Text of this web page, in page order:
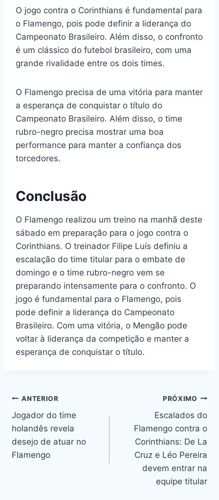
O jogo contra o Corinthians é fundamental para
o Flamengo, pois pode definir a liderança do
Campeonato Brasileiro. Além disso, o confronto
é um clássico do futebol brasileiro, com uma
grande rivalidade entre os dois times.
O Flamengo precisa de uma vitória para manter
a esperança de conquistar o título do
Campeonato Brasileiro. Além disso, o time
rubro-negro precisa mostrar uma boa
performance para manter a confiança dos
torcedores.
Conclusão
O Flamengo realizou um treino na manhã deste
sábado em preparação para o jogo contra o
Corinthians. O treinador Filipe Luís definiu a
escalação do time titular para o embate de
domingo e o time rubro-negro vem se
preparando intensamente para o confronto. O
jogo é fundamental para o Flamengo, pois
pode definir a liderança do Campeonato
Brasileiro. Com uma vitória, o Mengão pode
voltar à liderança da competição e manter a
esperança de conquistar o título.
Navegação
de
Post
ANTERIOR
Jogador do time
holandês revela
desejo de atuar no
Flamengo
PRÓXIMO
Escalados do
Flamengo contra o
Corinthians: De La
Cruz e Léo Pereira
devem entrar na
equipe titular